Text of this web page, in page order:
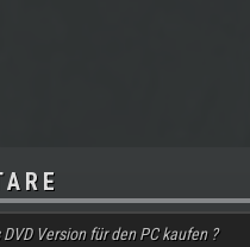
Version für den PC kaufen ?